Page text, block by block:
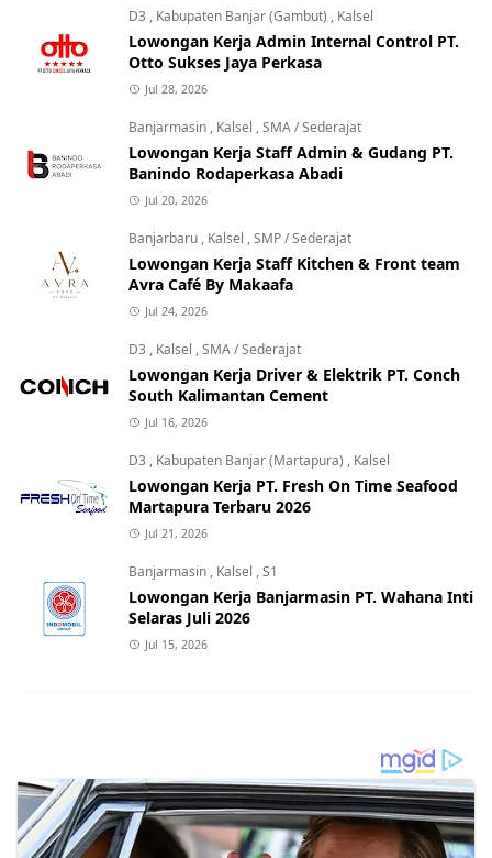
D3 , Kabupaten Banjar (Gambut) , Kalsel
Lowongan Kerja Admin Internal Control PT.
Otto Sukses Jaya Perkasa
Jul 28, 2026
Banjarmasin , Kalsel ,SMA / Sederajat
Lowongan Kerja Staff Admin & Gudang PT.
Banindo Rodaperkasa Abadi
Jul 20, 2026
Banjarbaru , Kalsel ,SMP / Sederajat
Lowongan Kerja Staff Kitchen & Front team
Avra Café By Makaafa
Jul 24, 2026
D3 , Kalsel ,SMA / Sederajat
Lowongan Kerja Driver & Elektrik PT. Conch
South Kalimantan Cement
Jul 16, 2026
D3 , Kabupaten Banjar (Martapura) , Kalsel
Lowongan Kerja PT. Fresh On Time Seafood
Martapura Terbaru 2026
Jul 21, 2026
Banjarmasin , Kalsel ,S1
Lowongan Kerja Banjarmasin PT. Wahana Inti
Selaras Juli 2026
Jul 15, 2026